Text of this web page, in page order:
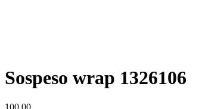
Sospeso wrap 1326106
100,00